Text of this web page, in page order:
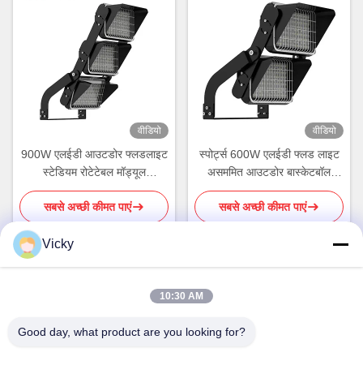
वीडियो
900W एलईडी आउटडोर फ्लडलाइट
स्टेडियम रोटेटेबल मॉड्यूल
एल्युमिनियम हाउसिंग ROHS
सबसे अच्छी कीमत पाएं
वीडियो
स्पोर्ट्स 600W एलईडी फ्लड लाइट
असममित आउटडोर बास्केटबॉल
लाइटिंग
सबसे अच्छी कीमत पाएं
पता
Vicky
10:30 AM
Good day, what product are you looking for?